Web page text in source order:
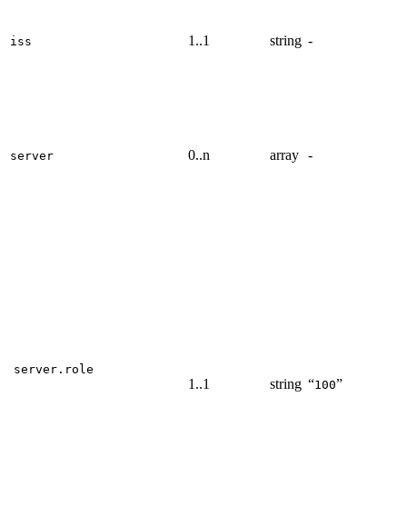
iss 1..1 string -
server 0..n array -
server.role
1..1 string “100”